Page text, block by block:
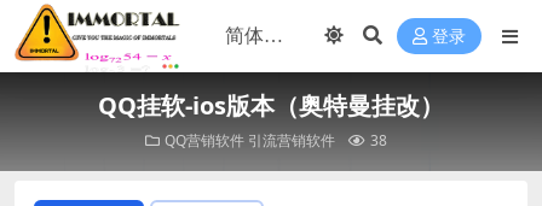
登录
QQ挂软-ios版本（奥特曼挂改）
QQ营销软件 引流营销软件 38